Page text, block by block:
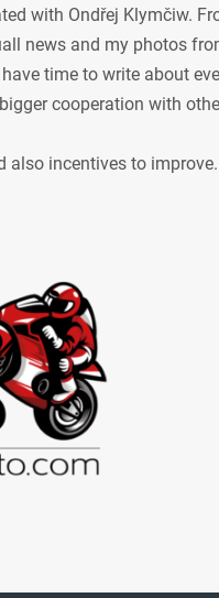
with Ondřej Klymčiw.
news and my photos
time to write about
cooperation with
also incentives to improve.